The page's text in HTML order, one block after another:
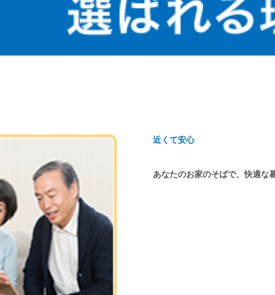
近くて安心
あなたのお家のそばで、快適な